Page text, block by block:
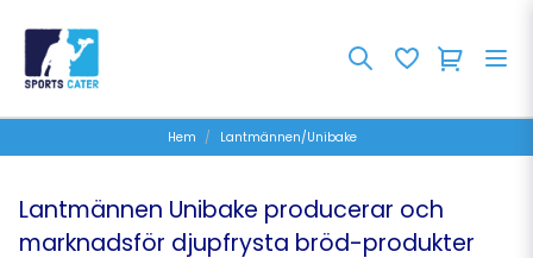
Hem Lantmännen/Unibake
Lantmännen Unibake producerar och
marknadsför djupfrysta bröd-produkter